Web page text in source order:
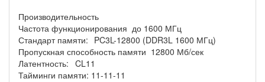
Производительность
Частота функционирования до 1600 МГц
Стандарт памяти: PC3L-12800 (DDR3L 1600 МГц)
Пропускная способность памяти 12800 Мб/сек
Латентность: CL11
Тайминги памяти: 11-11-11